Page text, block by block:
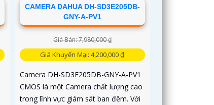
CAMERA DAHUA DH-SD3E205DB-
GNY-A-PV1
Giá Bán: 7,980,000 ₫
Giá Khuyến Mại: 4,200,000 ₫
Camera DH-SD3E205DB-GNY-A-PV1
CMOS là một Camera chất lượng cao
trong lĩnh vực giám sát ban đêm. Với